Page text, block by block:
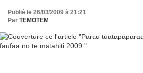
Publié le 26/03/2009 à 21:21
Par TEMOTEM